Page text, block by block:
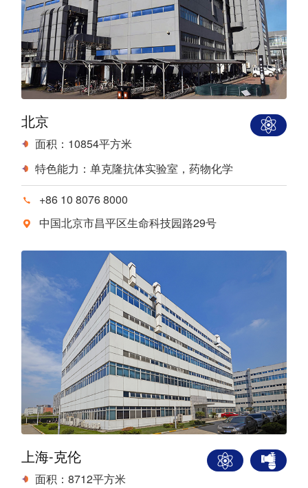
北京
面积：10854平方米
特色能力：单克隆抗体实验室，药物化学
+86 10 8076 8000
中国北京市昌平区生命科技园路29号
上海-克伦
面积：8712平方米